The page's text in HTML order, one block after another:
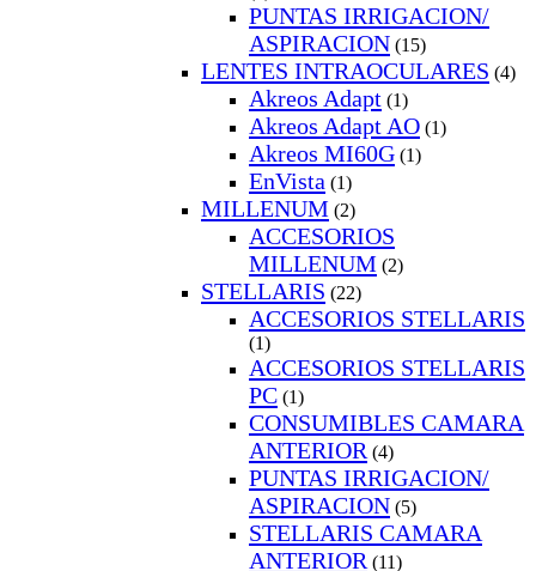
PUNTAS IRRIGACION/
ASPIRACION (15)
LENTES INTRAOCULARES (4)
Akreos Adapt (1)
Akreos Adapt AO (1)
Akreos MI60G (1)
EnVista (1)
MILLENUM (2)
ACCESORIOS
MILLENUM (2)
STELLARIS (22)
ACCESORIOS STELLARIS
(1)
ACCESORIOS STELLARIS
PC (1)
CONSUMIBLES CAMARA
ANTERIOR (4)
PUNTAS IRRIGACION/
ASPIRACION (5)
STELLARIS CAMARA
ANTERIOR (11)